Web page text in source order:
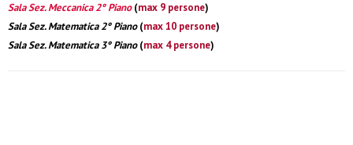
Sala Sez. Meccanica 2° Piano(max 9 persone)
Sala Sez. Matematica 2° Piano(max 10 persone)
Sala Sez. Matematica 3° Piano(max 4 persone)